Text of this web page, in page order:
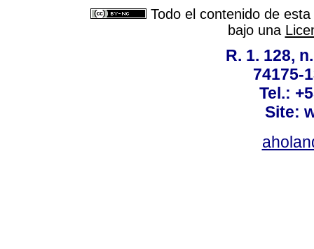
Todo el contenido de
bajo una
R. 1. 128,
74175-
Tel.:
Site: